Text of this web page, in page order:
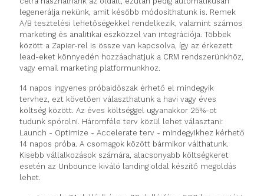
legenerálja nekünk, amit később módosíthatunk is. Remek
A/B tesztelési lehetőségekkel rendelkezik, valamint számos
marketing és analitikai eszközzel van integrációja. Többek
között a Zapier-rel is össze van kapcsolva, így az érkezett
lead-eket könnyedén hozzáadhatjuk a CRM rendszerünkhöz,
vagy email marketing platformunkhoz.
14 napos ingyenes próbaidőszak érhető el mindegyik
tervhez, ezt követően választhatunk a havi vagy éves
költség között. Az éves költséggel ugyanakkor 25%-ot
tudunk spórolni. Háromféle terv közül lehet választani:
Launch - Optimize - Accelerate terv - mindegyikhez kérhető
14 napos próba. A csomagok között bármikor válthatunk.
Kisebb vállalkozások számára, alacsonyabb költségkeret
esetén az Unbounce kiváló landing oldal készítő megoldás
lehet.